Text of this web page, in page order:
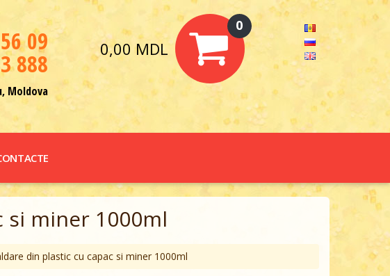
09
888
Moldova
0
0,00 MDL
si miner 1000ml
din plastic cu capac si miner 1000ml